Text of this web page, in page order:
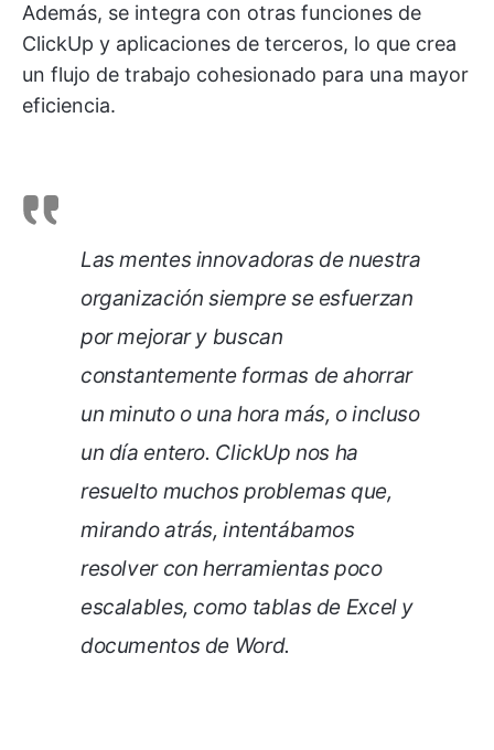
Además, se integra con otras funciones de
ClickUp y aplicaciones de terceros, lo que crea
un flujo de trabajo cohesionado para una mayor
eficiencia.
Las mentes innovadoras de nuestra
organización siempre se esfuerzan
por mejorar y buscan
constantemente formas de ahorrar
un minuto o una hora más, o incluso
un día entero. ClickUp nos ha
resuelto muchos problemas que,
mirando atrás, intentábamos
resolver con herramientas poco
escalables, como tablas de Excel y
documentos de Word.